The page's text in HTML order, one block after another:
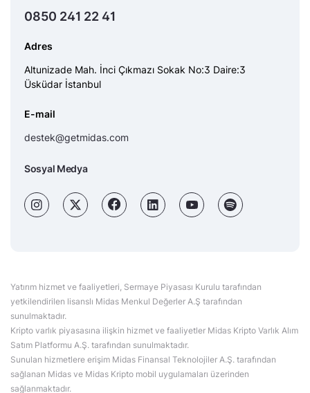
0850 241 22 41
Adres
Altunizade Mah. İnci Çıkmazı Sokak No:3 Daire:3
Üsküdar İstanbul
E-mail
destek@getmidas.com
Sosyal Medya
Yatırım hizmet ve faaliyetleri, Sermaye Piyasası Kurulu tarafından
yetkilendirilen lisanslı Midas Menkul Değerler A.Ş tarafından
sunulmaktadır.
Kripto varlık piyasasına ilişkin hizmet ve faaliyetler Midas Kripto Varlık Alım
Satım Platformu A.Ş. tarafından sunulmaktadır.
Sunulan hizmetlere erişim Midas Finansal Teknolojiler A.Ş. tarafından
sağlanan Midas ve Midas Kripto mobil uygulamaları üzerinden
sağlanmaktadır.